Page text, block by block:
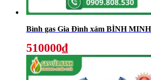
Bình gas Gia Đình xám BÌNH
510000₫